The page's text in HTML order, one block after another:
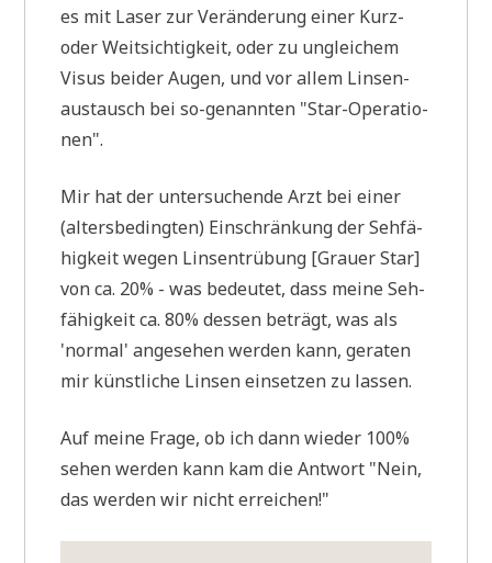
es mit Laser zur Ver­än­de­rung einer Kurz-
oder Weit­sich­tig­keit, oder zu unglei­chem
Visus bei­der Augen, und vor allem Lin­sen­
aus­tausch bei so-genann­ten "Star-Ope­ra­tio­
nen".
Mir hat der unter­su­chen­de Arzt bei einer
(alters­be­ding­ten) Ein­schrän­kung der Seh­fä­
hig­keit wegen Lin­sen­trü­bung [Grau­er Star]
von ca. 20% - was bedeu­tet, dass mei­ne Seh­
fä­hig­keit ca. 80% des­sen beträgt, was als
'nor­mal' ange­se­hen wer­den kann, gera­ten
mir künst­li­che Lin­sen ein­set­zen zu lassen.
Auf mei­ne Fra­ge, ob ich dann wie­der 100%
sehen wer­den kann kam die Ant­wort "Nein,
das wer­den wir nicht erreichen!"